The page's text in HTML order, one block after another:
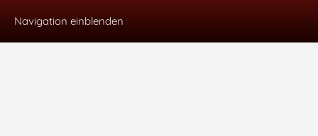
Navigation einblenden